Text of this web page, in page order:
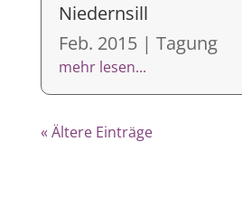
Niedernsill
Feb. 2015| Tagung
mehr lesen...
« Ältere Einträge